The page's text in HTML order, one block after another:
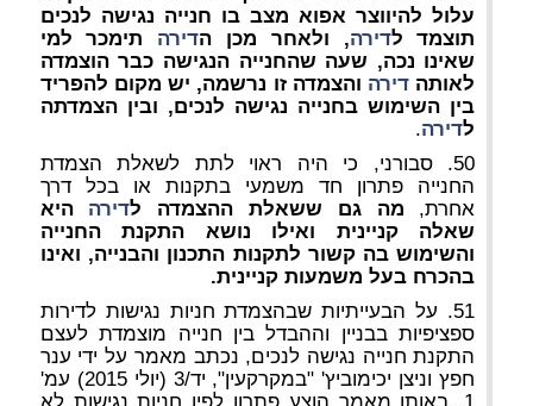
עלול להיווצר אפוא מצב בו חנייה נגישה לנכים
תוצמד לדירה, ולאחר מכן הדירה תימכר למי
שאינו נכה, שעה שהחנייה הנגישה כבר הוצמדה
לאותה דירה והצמדה זו נרשמה, יש מקום להפריד
בין השימוש בחנייה נגישה לנכים, ובין הצמדתה
לדירה.
50. סבורני, כי היה ראוי לתת לשאלת הצמדת
החנייה פתרון חד משמעי בתקנות או בכל דרך
אחרת, מה גם ששאלת ההצמדה לדירה היא
שאלה קניינית ואילו נושא התקנת החנייה
והשימוש בה קשור לתקנות התכנון והבנייה, ואינו
בהכרח בעל משמעות קניינית.
51. על הבעייתיות שבהצמדת חניות נגישות לדירות
ספציפיות בבניין וההבדל בין חנייה מוצמדת לעצם
התקנת חנייה נגישה לנכים, נכתב מאמר על ידי ענר
חפץ וניצן יכימוביץ' "במקרקעין", יד/3 (יולי 2015) עמ'
1. באותו מאמר הוצע פתרון לפיו חניות נגישות לא